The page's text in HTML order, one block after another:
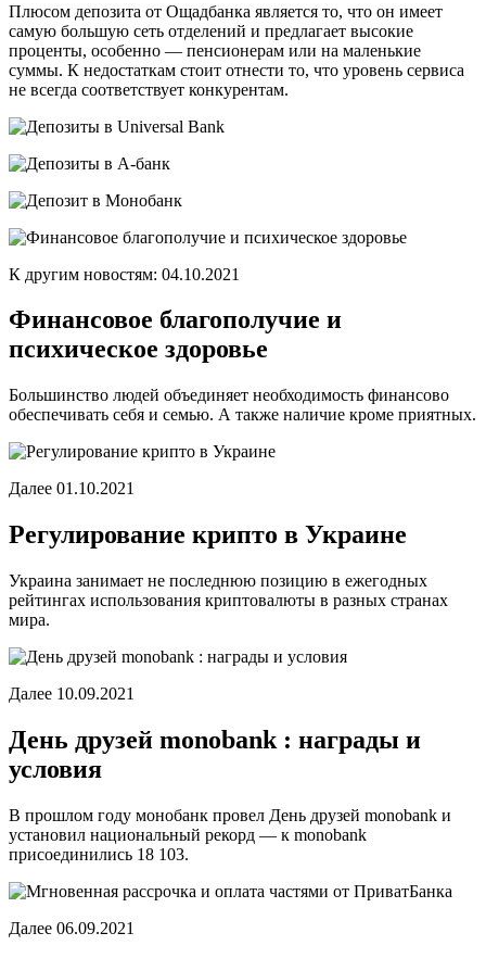
Плюсом депозита от Ощадбанка является то, что он имеет
самую большую сеть отделений и предлагает высокие
проценты, особенно — пенсионерам или на маленькие
суммы. К недостаткам стоит отнести то, что уровень сервиса
не всегда соответствует конкурентам.
К другим новостям: 04.10.2021
Финансовое благополучие и
психическое здоровье
Большинство людей объединяет необходимость финансово
обеспечивать себя и семью. А также наличие кроме приятных.
Далее 01.10.2021
Регулирование крипто в Украине
Украина занимает не последнюю позицию в ежегодных
рейтингах использования криптовалюты в разных странах
мира.
Далее 10.09.2021
День друзей monobank : награды и
условия
В прошлом году монобанк провел День друзей monobank и
установил национальный рекорд — к monobank
присоединились 18 103.
Далее 06.09.2021